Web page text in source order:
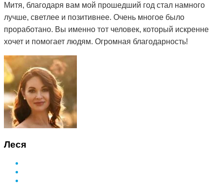
Митя, благодаря вам мой прошедший год стал намного
лучше, светлее и позитивнее. Очень многое было
проработано. Вы именно тот человек, который искренне
хочет и помогает людям. Огромная благодарность!
Леся